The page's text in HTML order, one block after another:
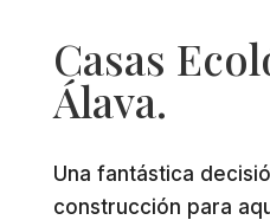
Casas
Álava.
Una fantástica
construcción para